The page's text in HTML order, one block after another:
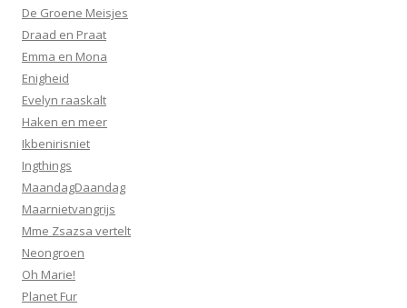
De Groene Meisjes
Draad en Praat
Emma en Mona
Enigheid
Evelyn raaskalt
Haken en meer
Ikbenirisniet
Ingthings
MaandagDaandag
Maarnietvangrijs
Mme Zsazsa vertelt
Neongroen
Oh Marie!
Planet Fur